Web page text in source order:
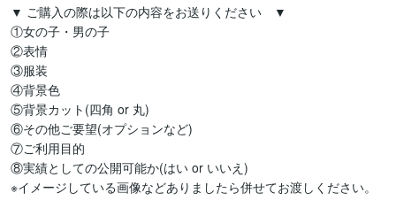
▼ ご購入の際は以下の内容をお送りください　▼
①女の子・男の子
②表情
③服装
④背景色
⑤背景カット(四角 or 丸)
⑥その他ご要望(オプションなど)
⑦ご利用目的
⑧実績としての公開可能か(はい or いいえ)
※イメージしている画像などありましたら併せてお渡しください。